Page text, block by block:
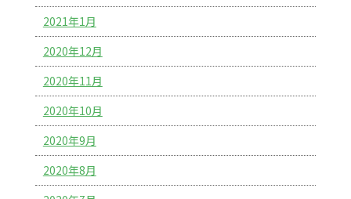
2021年1月
2020年12月
2020年11月
2020年10月
2020年9月
2020年8月